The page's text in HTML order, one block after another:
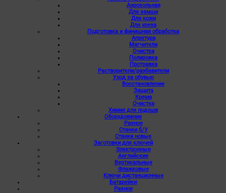
Аэрозольная
Для замши
Для кожи
Для уреза
Подготовка и финишная обработка
Апретура
Мягчители
Очистка
Полировка
Протравка
Растворители/разбавители
Уход за обувью
Восстановление
Защита
Крема
Очистка
Химия для подошв
Оборудование
Разное
Станки б/У
Станки новые
Заготовки для ключей
Электронные
Английские
Вертикальные
Флажковые
Ключи дистанционные
Батарейки
Разное